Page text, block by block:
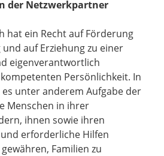
der Netzwerkpartner
hat ein Recht auf Förderung
auf Erziehung zu einer
eigenverantwortlich
Persönlichkeit. In
unter anderem Aufgabe der
Menschen in ihrer
ihnen sowie ihren
erforderliche Hilfen
Familien zu